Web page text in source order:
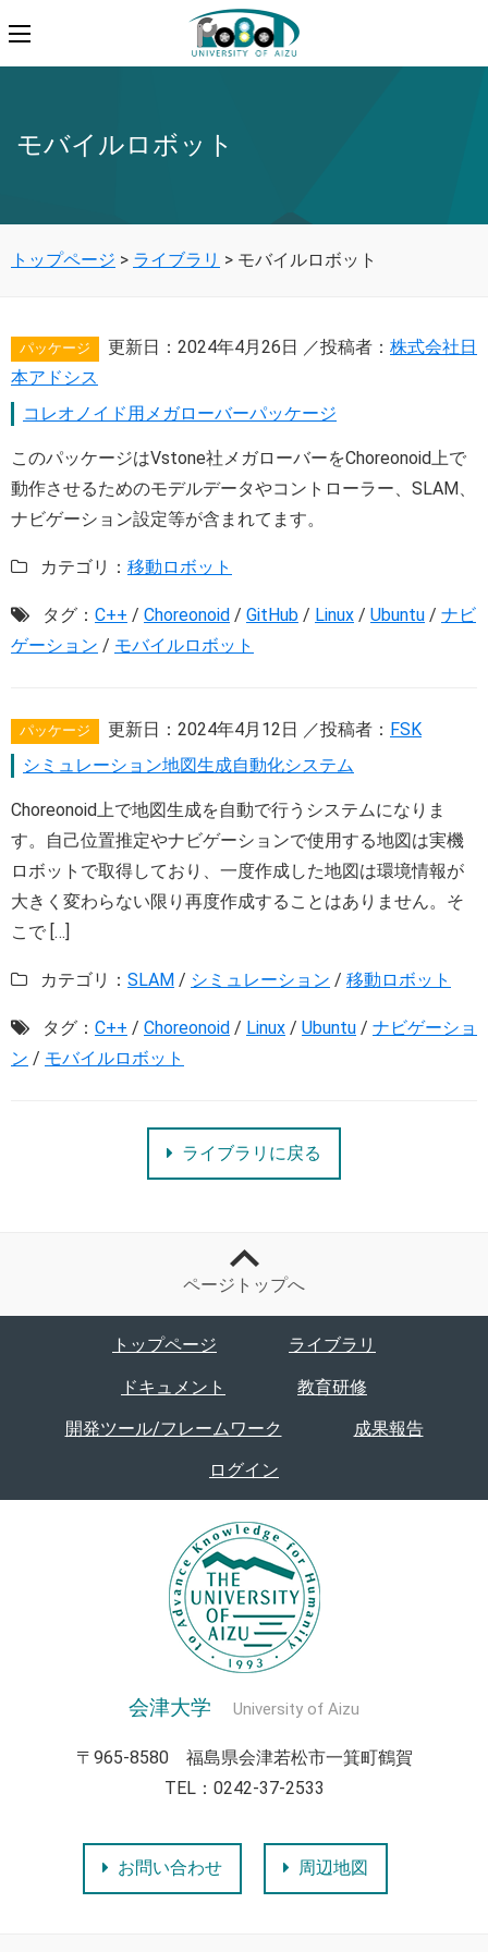
モバイルロボット
トップページ > ライブラリ > モバイルロボット
パッケージ 更新日： 2024年4月26日 ／投稿者： 株式会社日
本アドシス
コレオノイド用メガローバーパッケージ
このパッケージはVstone社メガローバーをChoreonoid上で
動作させるためのモデルデータやコントローラー、SLAM、
ナビゲーション設定等が含まれてます。
カテゴリ： 移動ロボット
タグ： C++ / Choreonoid / GitHub / Linux / Ubuntu / ナビ
ゲーション / モバイルロボット
パッケージ 更新日： 2024年4月12日 ／投稿者： FSK
シミュレーション地図生成自動化システム
Choreonoid上で地図生成を自動で行うシステムになりま
す。自己位置推定やナビゲーションで使用する地図は実機
ロボットで取得しており、一度作成した地図は環境情報が
大きく変わらない限り再度作成することはありません。そ
こで […]
カテゴリ： SLAM / シミュレーション / 移動ロボット
タグ： C++ / Choreonoid / Linux / Ubuntu / ナビゲーショ
ン / モバイルロボット
ライブラリに戻る
ページトップへ
トップページ ライブラリ
ドキュメント 教育研修
開発ツール/フレームワーク 成果報告
ログイン
会津大学 University of Aizu
〒965-8580 福島県会津若松市一箕町鶴賀
TEL：0242-37-2533
お問い合わせ 周辺地図